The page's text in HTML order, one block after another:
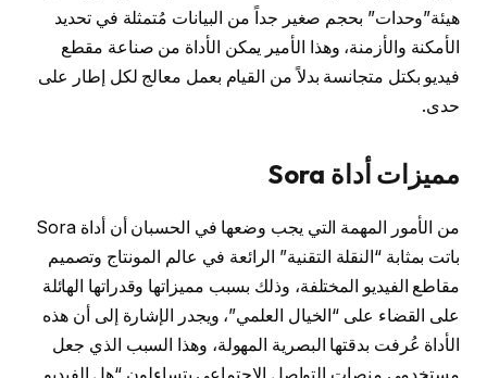
هيئة”وحدات” بحجم صغير جداً من البيانات مُتمثلة في تحديد
الأمكنة والأزمنة، وهذا الأمير يمكن الأداة من صناعة مقطع
فيديو بكتل متجانسة بدلاً من القيام بعمل معالج لكل إطار على
حدى.
مميزات أداة Sora
من الأمور المهمة التي يجب وضعها في الحسبان أن أداة Sora
باتت بمثابة “النقلة التقنية” الرائعة في عالم المونتاج وتصميم
مقاطع الفيديو المختلفة، وذلك بسبب مميزاتها وقدراتها الهائلة
على القضاء على “الخيال العلمي”، ويجدر الإشارة إلى أن هذه
الأداة عُرفت بدقتها البصرية المهولة، وهذا السبب الذي جعل